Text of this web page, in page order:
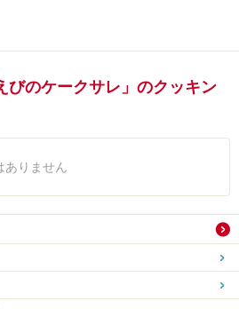
びのケークサレ」のクッキン
ありません